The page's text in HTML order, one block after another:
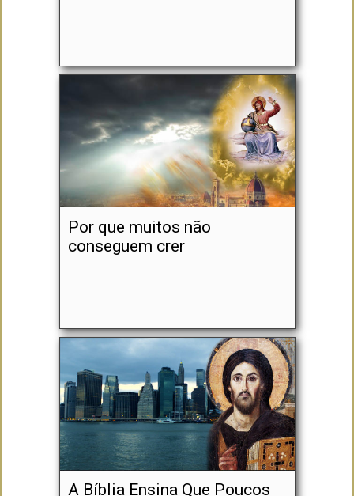
Por que muitos não
conseguem crer
A Bíblia Ensina Que Poucos